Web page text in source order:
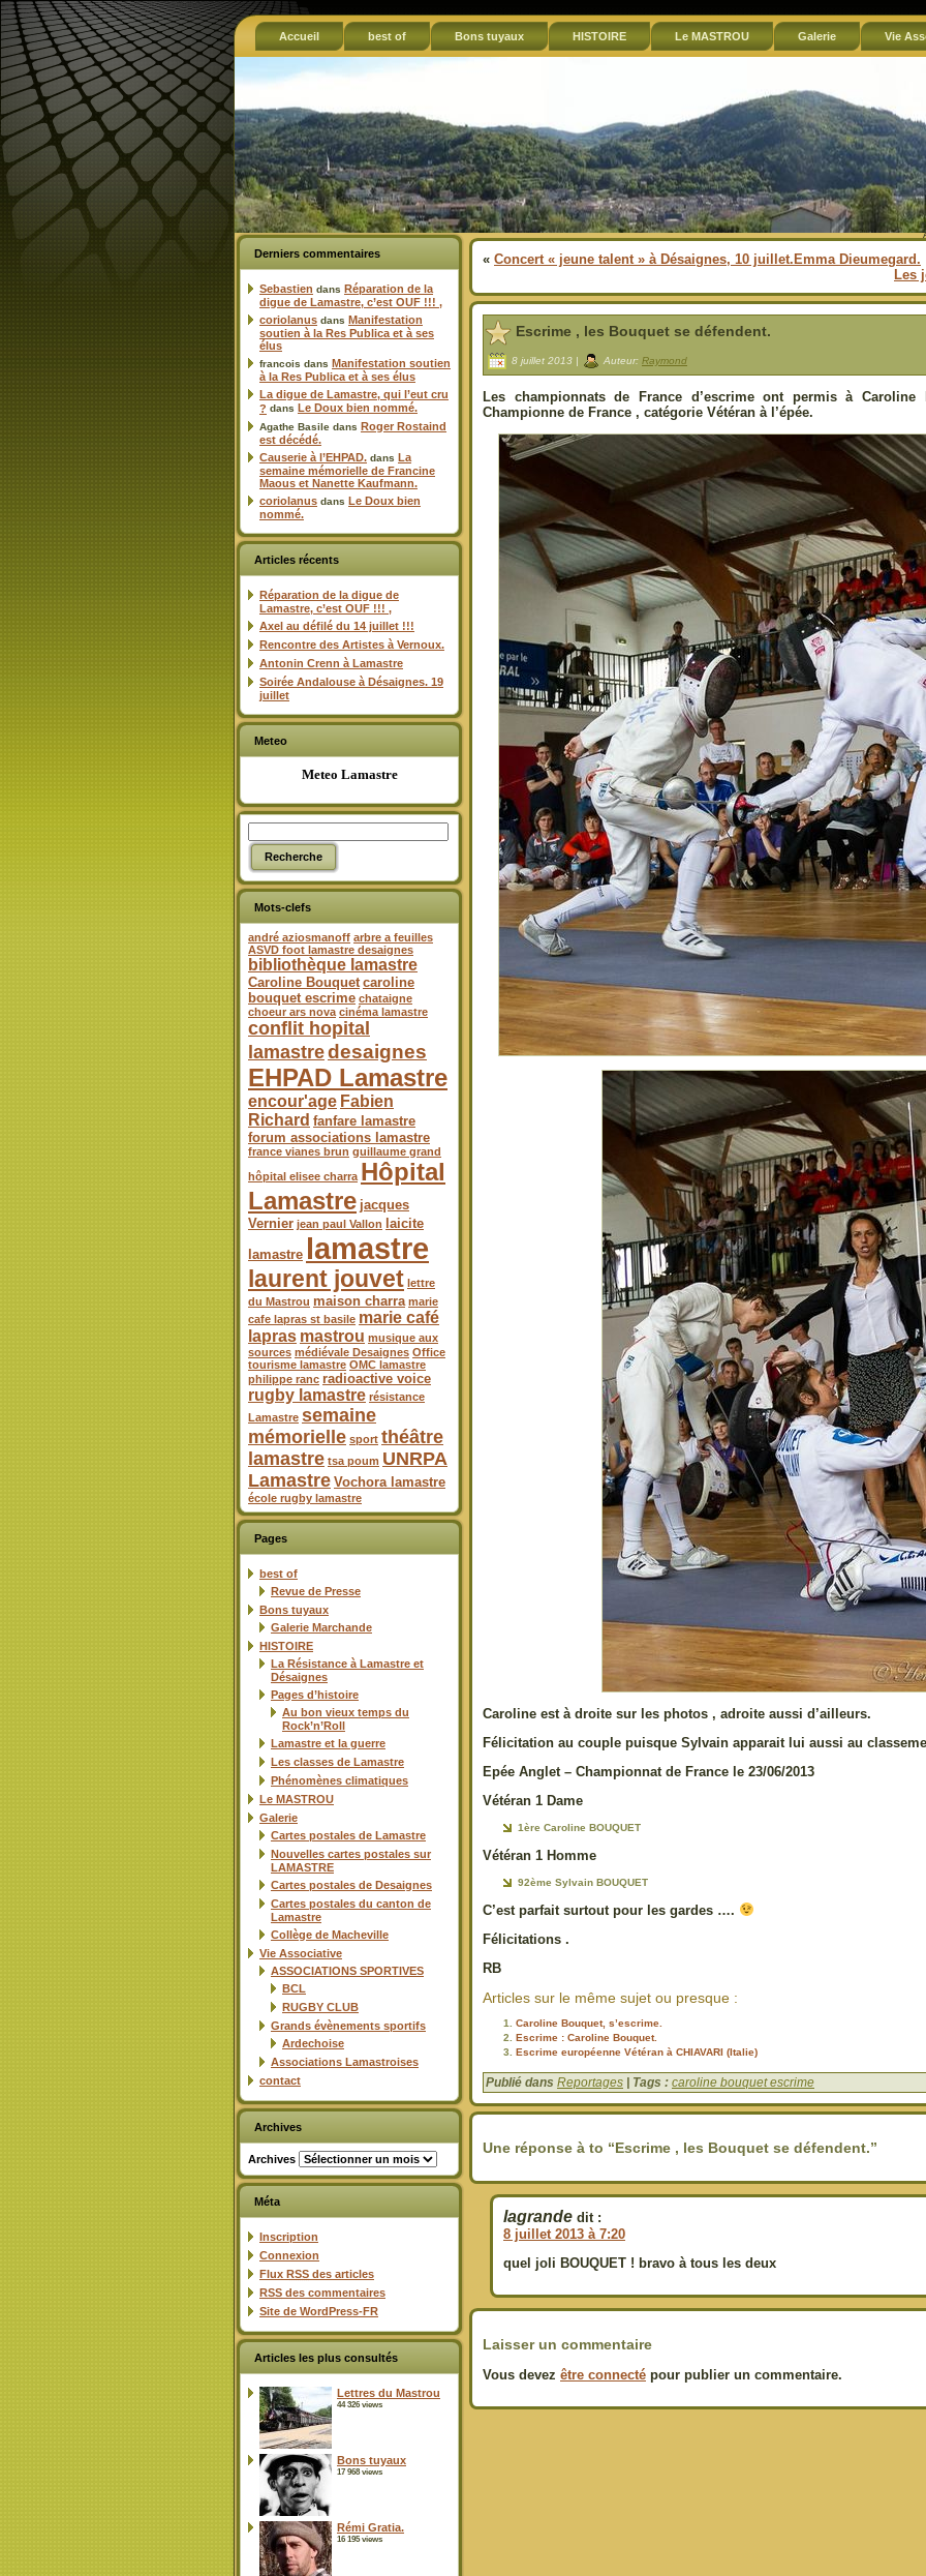
Accueil best of Bons tuyaux HISTOIRE Le MASTROU Galerie Vie
Derniers commentaires
Sebastien dans Réparation de la
digue de Lamastre, c’est OUF !!! ,
coriolanus dans Manifestation
soutien à la Res Publica et à ses
élus
francois dans Manifestation soutien
à la Res Publica et à ses élus
La digue de Lamastre, qui l’eut cru
? dans Le Doux bien nommé.
Agathe Basile dans Roger Rostaind
est décédé.
Causerie à l’EHPAD. dans La
semaine mémorielle de Francine
Maous et Nanette Kaufmann.
coriolanus dans Le Doux bien
nommé.
Articles récents
Réparation de la digue de
Lamastre, c’est OUF !!! ,
Axel au défilé du 14 juillet !!!
Rencontre des Artistes à Vernoux.
Antonin Crenn à Lamastre
Soirée Andalouse à Désaignes. 19
juillet
Meteo
Meteo Lamastre
Mots-clefs
andré aziosmanoff arbre a feuilles
ASVD foot lamastre desaignes
bibliothèque lamastre
Caroline Bouquet caroline
bouquet escrime chataigne
choeur ars nova cinéma lamastre
conflit hopital
lamastredesaignes
EHPAD Lamastre
encour'age Fabien
Richard fanfare lamastre
forum associations lamastre
france vianes brun guillaume grand
hôpital elisee charra Hôpital
Lamastre jacques
Vernier jean paul Vallon
laicite
lamastre lamastre
laurent jouvet lettre
du Mastrou maison charra marie
cafe lapras st basile marie café
lapras mastrou musique aux
sources médiévale Desaignes Office
tourisme lamastre OMC lamastre
philippe ranc radioactive voice
rugby lamastre résistance
Lamastre semaine
mémorielle sport théâtre
lamastre tsa poum UNRPA
Lamastre Vochora lamastre
école rugby lamastre
Pages
best of
Revue de Presse
Bons tuyaux
Galerie Marchande
HISTOIRE
La Résistance à Lamastre et
Désaignes
Pages d’histoire
Au bon vieux temps du
Rock’n’Roll
Lamastre et la guerre
Les classes de Lamastre
Phénomènes climatiques
Le MASTROU
Galerie
Cartes postales de Lamastre
Nouvelles cartes postales sur
LAMASTRE
Cartes postales de Desaignes
Cartes postales du canton de
Lamastre
Collège de Macheville
Vie Associative
ASSOCIATIONS SPORTIVES
BCL
RUGBY CLUB
Grands évènements sportifs
Ardechoise
Associations Lamastroises
contact
Archives
Archives
Méta
Inscription
Connexion
Flux RSS des articles
RSS des commentaires
Site de WordPress-FR
Articles les plus consultés
Lettres du Mastrou
44 326 views
Bons tuyaux
17 968 views
Rémi Gratia.
16 195 views
« Concert « jeune talent » à Désaignes, 10 juillet.Emma Dieumegard.
Les
Escrime , les Bouquet se défendent.
8 juillet 2013 | Auteur: Raymond
Les championnats de France d’escrime ont permis à
Championne de France , catégorie Vétéran à l’épée.
Caroline est à droite sur les photos , adroite aussi d’ailleurs.
Félicitation au couple puisque Sylvain apparait lui aussi au
Epée Anglet – Championnat de France le 23/06/2013
Vétéran 1 Dame
1ère Caroline BOUQUET
Vétéran 1 Homme
92ème Sylvain BOUQUET
C’est parfait surtout pour les gardes ….
Félicitations .
RB
Articles sur le même sujet ou presque :
Caroline Bouquet, s’escrime.
Escrime : Caroline Bouquet.
Escrime européenne Vétéran à CHIAVARI (Italie)
Publié dans Reportages | Tags : caroline bouquet escrime
Une réponse à to “Escrime , les Bouquet se défendent.”
lagrande dit :
8 juillet 2013 à 7:20
quel joli BOUQUET ! bravo à tous les deux
Laisser un commentaire
Vous devez être connecté pour publier un commentaire.